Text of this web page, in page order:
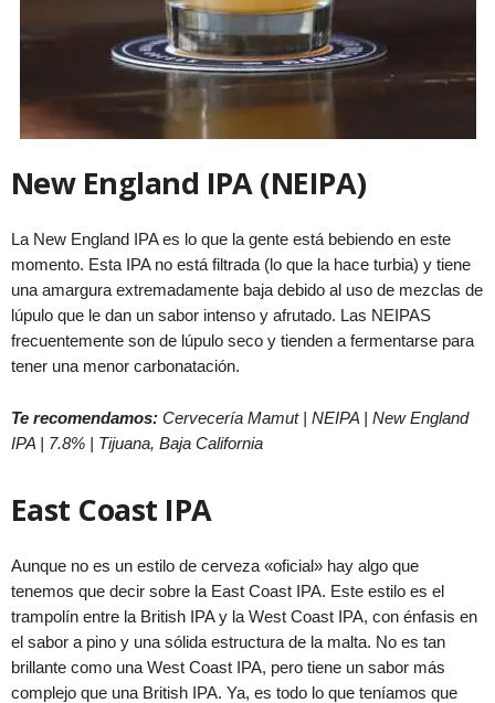
New England IPA (NEIPA)
La New England IPA es lo que la gente está bebiendo en este
momento. Esta IPA no está filtrada (lo que la hace turbia) y tiene
una amargura extremadamente baja debido al uso de mezclas de
lúpulo que le dan un sabor intenso y afrutado. Las NEIPAS
frecuentemente son de lúpulo seco y tienden a fermentarse para
tener una menor carbonatación.
Te recomendamos: Cervecería Mamut | NEIPA | New England
IPA | 7.8% | Tijuana, Baja California
East Coast IPA
Aunque no es un estilo de cerveza «oficial» hay algo que
tenemos que decir sobre la East Coast IPA. Este estilo es el
trampolín entre la British IPA y la West Coast IPA, con énfasis en
el sabor a pino y una sólida estructura de la malta. No es tan
brillante como una West Coast IPA, pero tiene un sabor más
complejo que una British IPA. Ya, es todo lo que teníamos que